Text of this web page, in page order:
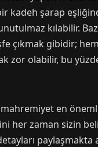
kadeh şarap
kılabilir.
çıkmak gibidir;
olabilir, bu
en önemli
her zaman sizin
paylaşmakta